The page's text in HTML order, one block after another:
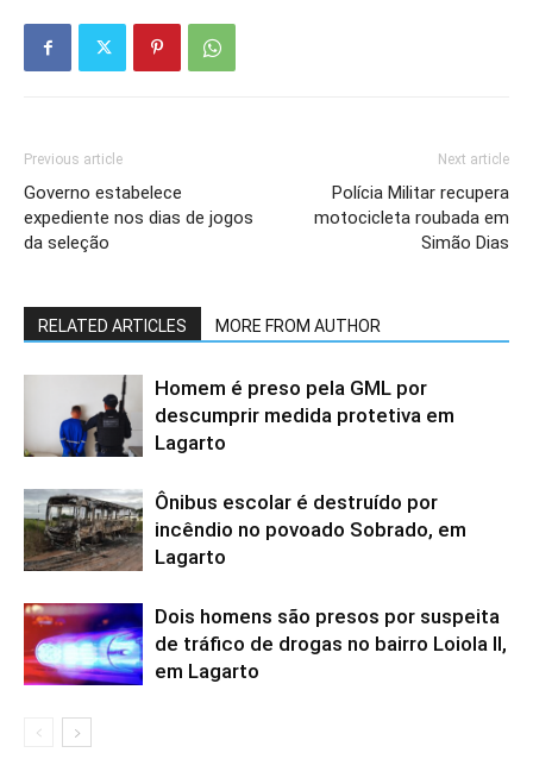
Previous article
Governo estabelece
expediente nos dias de jogos
da seleção
Next article
Polícia Militar recupera
motocicleta roubada em
Simão Dias
RELATED ARTICLES MORE FROM AUTHOR
Homem é preso pela GML por
descumprir medida protetiva em
Lagarto
Ônibus escolar é destruído por
incêndio no povoado Sobrado, em
Lagarto
Dois homens são presos por suspeita
de tráfico de drogas no bairro Loiola II,
em Lagarto